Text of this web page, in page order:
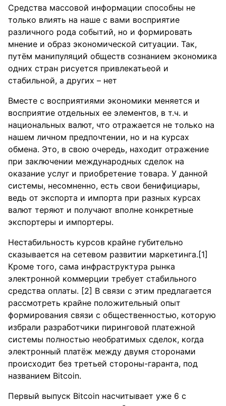
Cредства массовой информации способны не
только влиять на наше с вами восприятие
различного рода событий, но и формировать
мнение и образ экономической ситуации. Так,
путём манипуляций обществ сознанием экономика
одних стран рисуется привлекатьеой и
стабильной, а других – нет
Вместе с восприятиями экономики меняется и
восприятие отдельных ее элементов, в т.ч. и
национальных валют, что отражается не только на
нашем личном предпочтении, но и на курсах
обмена. Это, в свою очередь, находит отражение
при заключении международных сделок на
оказание услуг и приобретение товара. У данной
системы, несомненно, есть свои бенифициары,
ведь от экспорта и импорта при разных курсах
валют теряют и получают вполне конкретные
экспортеры и импортеры.
Нестабильность курсов крайне губительно
сказывается на сетевом развитии маркетинга.[1]
Кроме того, сама инфраструктура рынка
электронной коммерции требует стабильного
средства оплаты. [2] В связи с этим предлагается
рассмотреть крайне положительный опыт
формирования связи с общественностью, которую
избрали разработчики пиринговой платежной
системы полностью необратимых сделок, когда
электронный платёж между двумя сторонами
происходит без третьей стороны-гаранта, под
названием Bitcoin.
Первый выпуск Bitcoin насчитывает уже 6 с